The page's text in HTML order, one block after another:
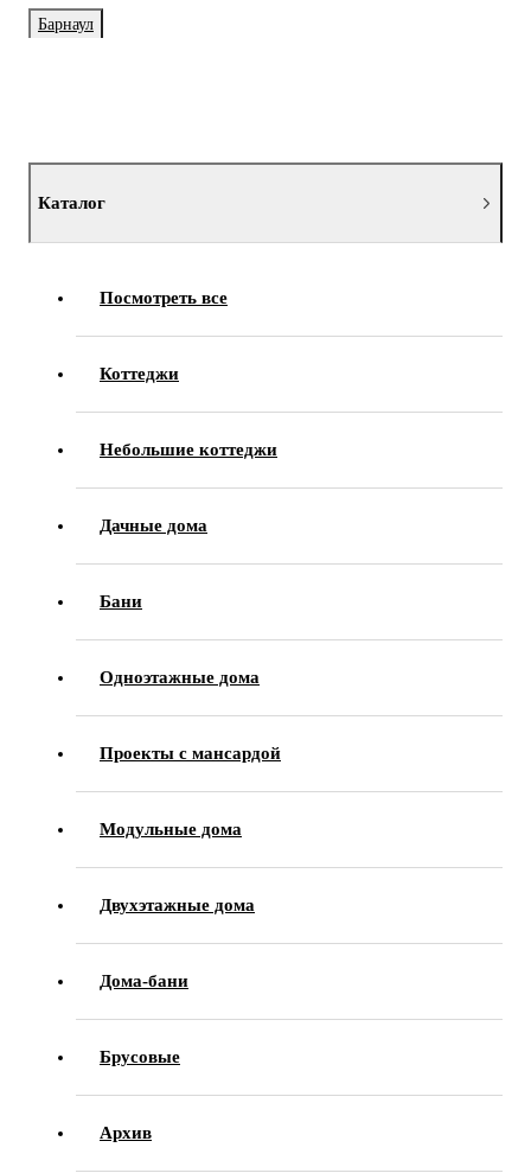
Барнаул
Каталог
Посмотреть все
Коттеджи
Небольшие коттеджи
Дачные дома
Бани
Одноэтажные дома
Проекты с мансардой
Модульные дома
Двухэтажные дома
Дома-бани
Брусовые
Архив